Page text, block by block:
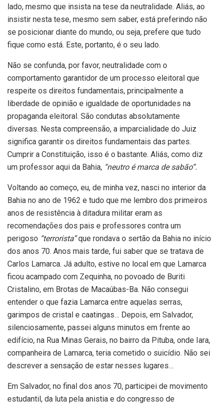
lado, mesmo que insista na tese da neutralidade. Aliás, ao
insistir nesta tese, mesmo sem saber, está preferindo não
se posicionar diante do mundo, ou seja, prefere que tudo
fique como está. Este, portanto, é o seu lado.
Não se confunda, por favor, neutralidade com o
comportamento garantidor de um processo eleitoral que
respeite os direitos fundamentais, principalmente a
liberdade de opinião e igualdade de oportunidades na
propaganda eleitoral. São condutas absolutamente
diversas. Nesta compreensão, a imparcialidade do Juiz
significa garantir os direitos fundamentais das partes.
Cumprir a Constituição, isso é o bastante. Aliás, como diz
um professor aqui da Bahia, “neutro é marca de sabão”.
Voltando ao começo, eu, de minha vez, nasci no interior da
Bahia no ano de 1962 e tudo que me lembro dos primeiros
anos de resistência à ditadura militar eram as
recomendações dos pais e professores contra um
perigoso “terrorista”que rondava o sertão da Bahia no início
dos anos 70. Anos mais tarde, fui saber que se tratava de
Carlos Lamarca. Já adulto, estive no local em que Lamarca
ficou acampado com Zequinha, no povoado de Buriti
Cristalino, em Brotas de Macaúbas-Ba. Não consegui
entender o que fazia Lamarca entre aquelas serras,
garimpos de cristal e caatingas… Depois, em Salvador,
silenciosamente, passei alguns minutos em frente ao
edifício, na Rua Minas Gerais, no bairro da Pituba, onde Iara,
companheira de Lamarca, teria cometido o suicídio. Não sei
descrever a sensação de estar nesses lugares…
Em Salvador, no final dos anos 70, participei de movimento
estudantil, da luta pela anistia e do congresso de